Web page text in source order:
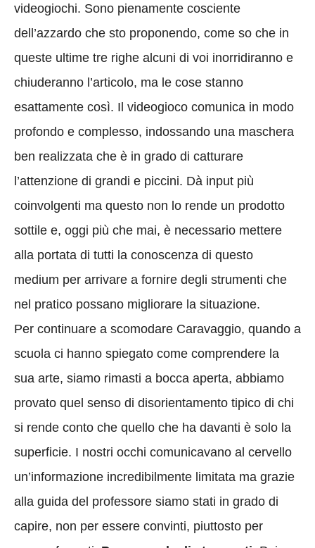
videogiochi. Sono pienamente cosciente
dell’azzardo che sto proponendo, come so che in
queste ultime tre righe alcuni di voi inorridiranno e
chiuderanno l’articolo, ma le cose stanno
esattamente così. Il videogioco comunica in modo
profondo e complesso, indossando una maschera
ben realizzata che è in grado di catturare
l’attenzione di grandi e piccini. Dà input più
coinvolgenti ma questo non lo rende un prodotto
sottile e, oggi più che mai, è necessario mettere
alla portata di tutti la conoscenza di questo
medium per arrivare a fornire degli strumenti che
nel pratico possano migliorare la situazione.
Per continuare a scomodare Caravaggio, quando a
scuola ci hanno spiegato come comprendere la
sua arte, siamo rimasti a bocca aperta, abbiamo
provato quel senso di disorientamento tipico di chi
si rende conto che quello che ha davanti è solo la
superficie. I nostri occhi comunicavano al cervello
un’informazione incredibilmente limitata ma grazie
alla guida del professore siamo stati in grado di
capire, non per essere convinti, piuttosto per